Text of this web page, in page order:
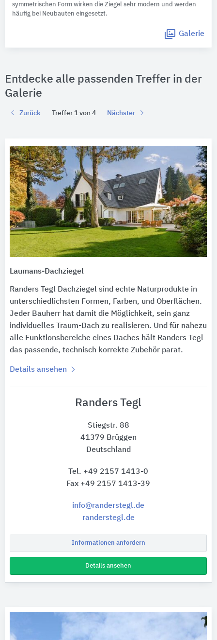
symmetrischen Form wirken die Ziegel sehr modern und werden
häufig bei Neubauten eingesetzt.
Galerie
Entdecke alle passenden Treffer in der
Galerie
Zurück Treffer 1 von 4 Nächster
Laumans-Dachziegel
Randers Tegl Dachziegel sind echte Naturprodukte in
unterschiedlichsten Formen, Farben, und Oberflächen.
Jeder Bauherr hat damit die Möglichkeit, sein ganz
individuelles Traum-Dach zu realisieren. Und für nahezu
alle Funktionsbereiche eines Daches hält Randers Tegl
das passende, technisch korrekte Zubehör parat.
Details ansehen
Randers Tegl
Stiegstr. 88
41379 Brüggen
Deutschland
Tel. +49 2157 1413-0
Fax +49 2157 1413-39
info@randerstegl.de
randerstegl.de
Informationen anfordern
Details ansehen